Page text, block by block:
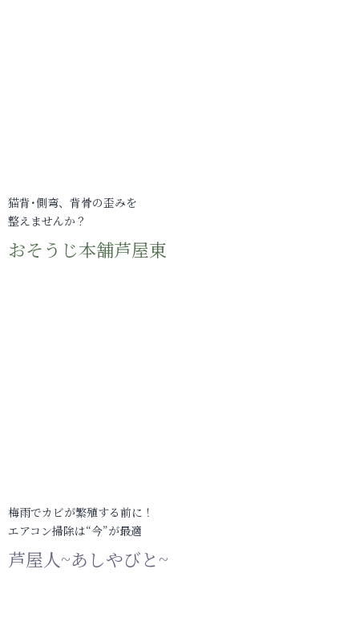
猫背･側弯、背骨の歪みを
整えませんか？
おそうじ本舗芦屋東
梅雨でカビが繁殖する前に！
エアコン掃除は“今”が最適
芦屋人~あしやびと~